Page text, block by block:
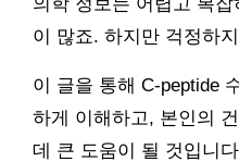
이 많죠. 하지만 걱정하
이 글을 통해 C-peptide
하게 이해하고, 본인의
데 큰 도움이 될 것입니